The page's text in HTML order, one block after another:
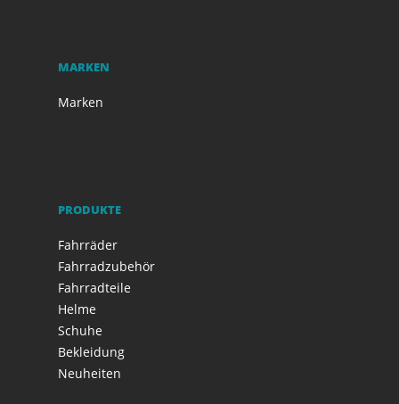
MARKEN
Marken
PRODUKTE
Fahrräder
Fahrradzubehör
Fahrradteile
Helme
Schuhe
Bekleidung
Neuheiten